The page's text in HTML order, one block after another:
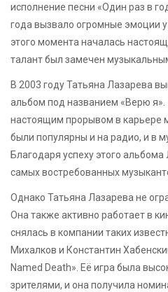
исполнение песни «Один раз в
года вызвало огромные эмоции
этого момента началась
талант был замечен
В 2003 году Татьяна Лазарева
альбом под названием «Верю я».
настоящим прорывом в карьере
были популярны и на радио, и в
Благодаря успеху этого
самых востребованных
Однако Татьяна Лазарева не
Она также активно работает в
снялась в компании таких
Михалков и Константин
Named Death». Её игра была
зрителями, и она получила